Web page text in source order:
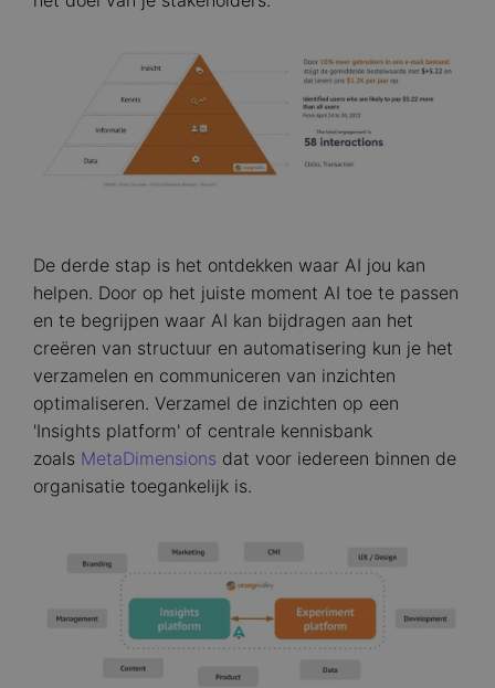
De derde stap is het ontdekken waar AI jou kan
helpen. Door op het juiste moment AI toe te passen
en te begrijpen waar AI kan bijdragen aan het
creëren van structuur en automatisering kun je het
verzamelen en communiceren van inzichten
optimaliseren. Verzamel de inzichten op een
'Insights platform' of centrale kennisbank
zoals MetaDimensions dat voor iedereen binnen de
organisatie toegankelijk is.